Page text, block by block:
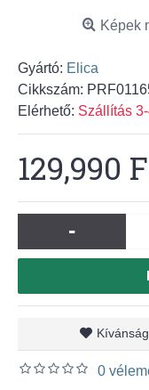
Képek
Gyártó: Elica
Cikkszám:
Elérhető: Szállítás
129,990
-
0